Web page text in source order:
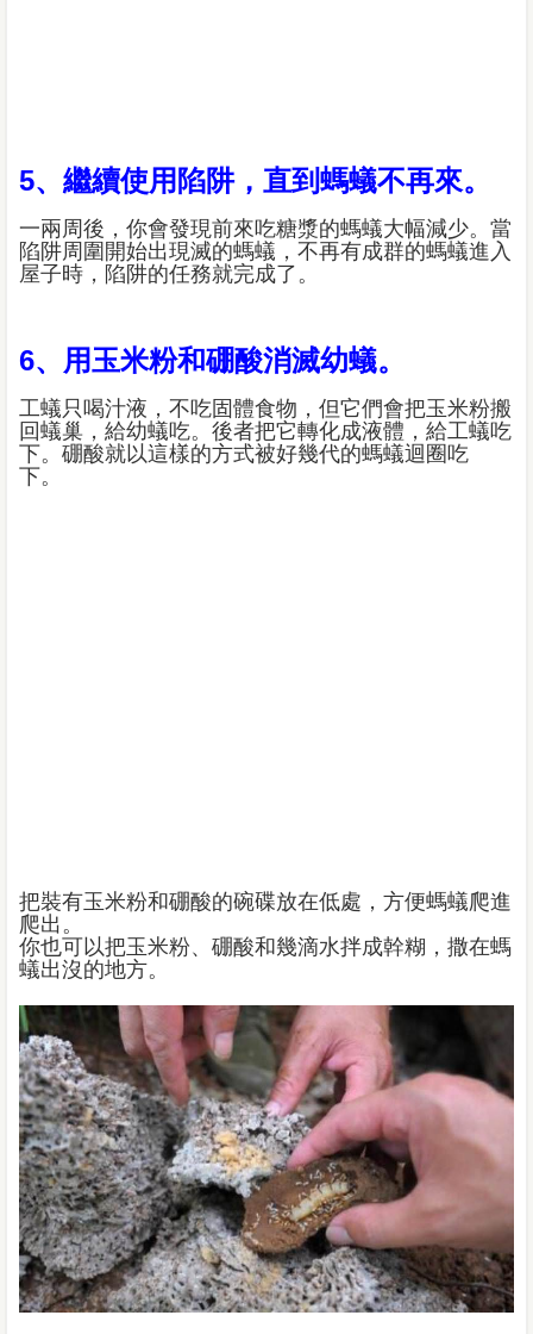
5、繼續使用陷阱，直到螞蟻不再來。
一兩周後，你會發現前來吃糖漿的螞蟻大幅減少。當
陷阱周圍開始出現滅的螞蟻，不再有成群的螞蟻進入
屋子時，陷阱的任務就完成了。
6、用玉米粉和硼酸消滅幼蟻。
工蟻只喝汁液，不吃固體食物，但它們會把玉米粉搬
回蟻巢，給幼蟻吃。後者把它轉化成液體，給工蟻吃
下。硼酸就以這樣的方式被好幾代的螞蟻迴圈吃
下。
把裝有玉米粉和硼酸的碗碟放在低處，方便螞蟻爬進
爬出。
你也可以把玉米粉、硼酸和幾滴水拌成幹糊，撒在螞
蟻出沒的地方。